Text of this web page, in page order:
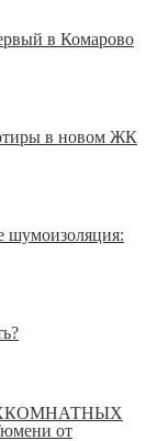
в Комарово
в новом ЖК
шумоизоляция:
от